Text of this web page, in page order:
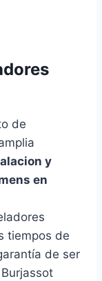
de
y
en
tiempos de
de ser